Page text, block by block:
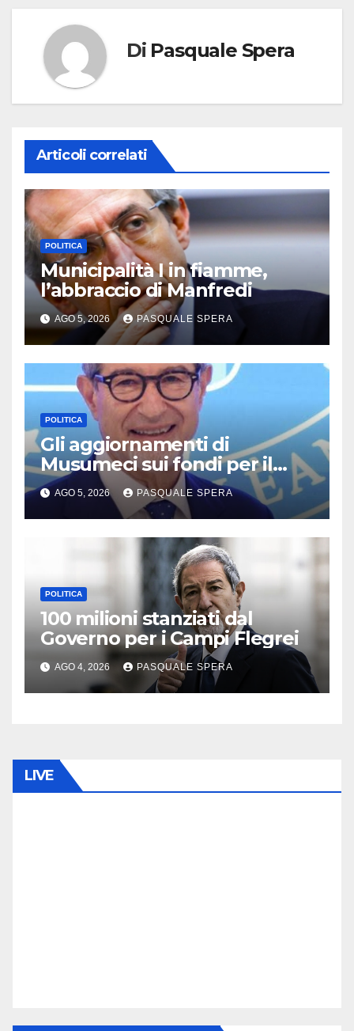
Di Pasquale Spera
Articoli correlati
POLITICA
Municipalità I in fiamme,
l’abbraccio di Manfredi
AGO 5, 2026 PASQUALE SPERA
POLITICA
Gli aggiornamenti di
Musumeci sui fondi per il
terremoto
AGO 5, 2026 PASQUALE SPERA
POLITICA
100 milioni stanziati dal
Governo per i Campi Flegrei
AGO 4, 2026 PASQUALE SPERA
LIVE